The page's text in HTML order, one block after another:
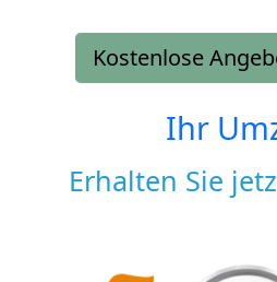
Kostenlose
Ihr
Erhalten Sie